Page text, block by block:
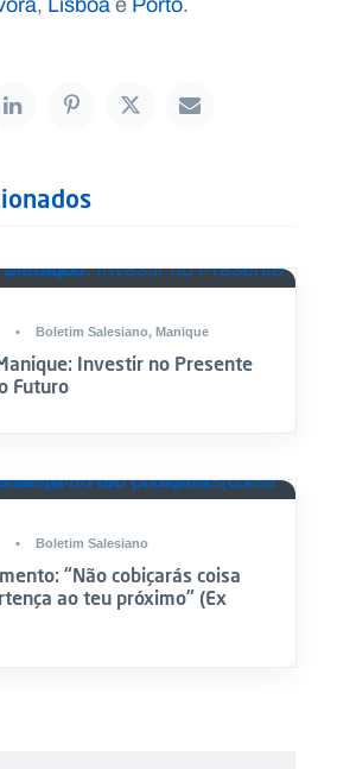
• Boletim Salesiano, Manique
Investir no Presente
Futuro
• Boletim Salesiano
“Não cobiçarás coisa
ao teu próximo” (Ex